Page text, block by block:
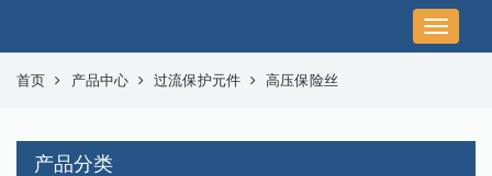
首页 产品中心 过流保护元件 高压保险丝
产品分类